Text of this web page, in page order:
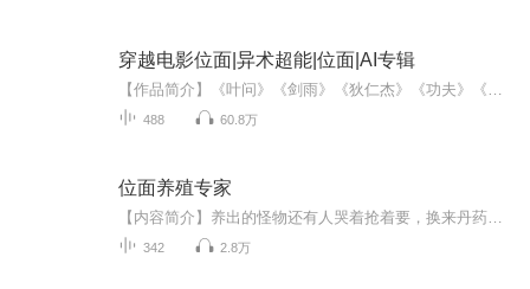
穿越电影位面|异术超能|位面|AI专辑
488 60.8万
位面养殖专家
342 2.8万